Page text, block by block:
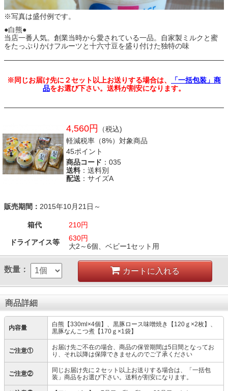
※写真は盛付例です。
●白熊●
当店一番人気。創業当時から愛されている一品。自家製ミルクと蜜
をたっぷりかけフルーツと十六寸豆を盛り付けた独特の味
※同じお届け先に２セット以上お送りする場合は、
「一括包装」商
品をお選び下さい。送料が割安になります。
4,560円
（税込)
軽減税率（8%）対象商品
45ポイント
商品コード ：035
送料 ：送料別
配送 ：サイズA
販売期間： 2015年10月21日～
箱代 210円
ドライアイス等
630円
大2～6個、ベビー1セット用
数量： カートに入れる
商品詳細
内容量
白熊【330ml×4個】、黒豚ロース味噌焼き【120ｇ×2枚】、
黒豚なんこつ煮【170ｇ×1袋】
ご注意①
お届け先ご不在の場合、商品の保管期間は5日間となってお
り、それ以降は保障できませんのでご了承ください
ご注意②
同じお届け先に２セット以上お送りする場合は、「一括包
装」商品をお選び下さい。送料が割安になります。